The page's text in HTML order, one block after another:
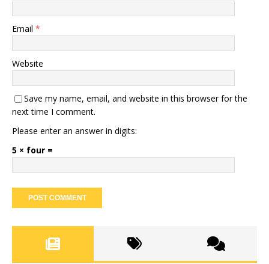
Email *
Website
Save my name, email, and website in this browser for the
next time I comment.
Please enter an answer in digits:
5 × four =